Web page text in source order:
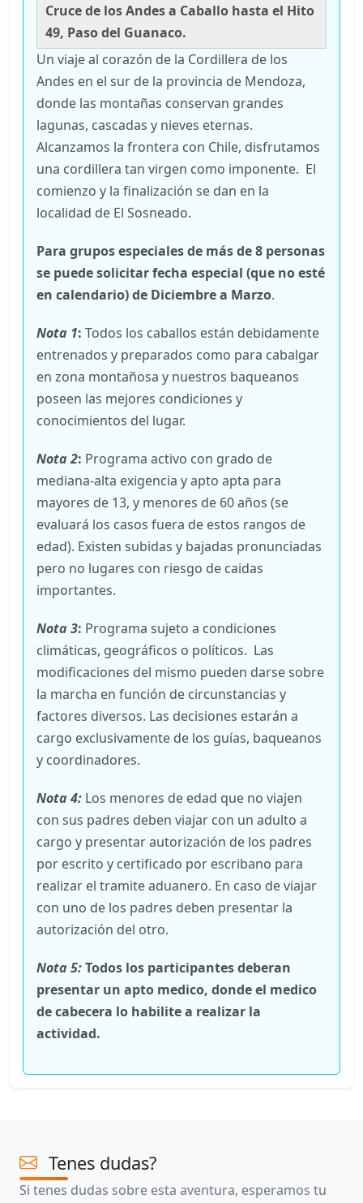
Cruce de los Andes a Caballo hasta el Hito
49, Paso del Guanaco.
Un viaje al corazón de la Cordillera de los
Andes en el sur de la provincia de Mendoza,
donde las montañas conservan grandes
lagunas, cascadas y nieves eternas.
Alcanzamos la frontera con Chile, disfrutamos
una cordillera tan virgen como imponente. El
comienzo y la finalización se dan en la
localidad de El Sosneado.
Para grupos especiales de más de 8 personas
se puede solicitar fecha especial (que no esté
en calendario) de Diciembre a Marzo.
Nota 1: Todos los caballos están debidamente
entrenados y preparados como para cabalgar
en zona montañosa y nuestros baqueanos
poseen las mejores condiciones y
conocimientos del lugar.
Nota 2: Programa activo con grado de
mediana-alta exigencia y apto apta para
mayores de 13, y menores de 60 años (se
evaluará los casos fuera de estos rangos de
edad). Existen subidas y bajadas pronunciadas
pero no lugares con riesgo de caidas
importantes.
Nota 3: Programa sujeto a condiciones
climáticas, geográficos o políticos. Las
modificaciones del mismo pueden darse sobre
la marcha en función de circunstancias y
factores diversos. Las decisiones estarán a
cargo exclusivamente de los guías, baqueanos
y coordinadores.
Nota 4: Los menores de edad que no viajen
con sus padres deben viajar con un adulto a
cargo y presentar autorización de los padres
por escrito y certificado por escribano para
realizar el tramite aduanero. En caso de viajar
con uno de los padres deben presentar la
autorización del otro.
Nota 5:Todos los participantes deberan
presentar un apto medico, donde el medico
de cabecera lo habilite a realizar la
actividad.
Tenes dudas?
Si tenes dudas sobre esta aventura, esperamos tu